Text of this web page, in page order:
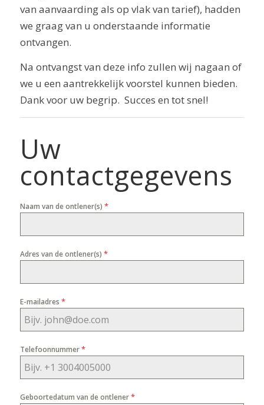
van aanvaarding als op vlak van tarief), hadden
we graag van u onderstaande informatie
ontvangen.
Na ontvangst van deze info zullen wij nagaan of
we u een aantrekkelijk voorstel kunnen bieden.
Dank voor uw begrip. Succes en tot snel!
Uw
contactgegevens
Naam van de ontlener(s) *
Adres van de ontlener(s) *
E-mailadres *
Telefoonnummer*
Geboortedatum van de ontlener*